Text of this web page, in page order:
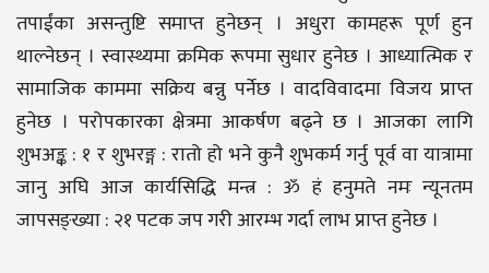
तपाईंका असन्तुष्टि समाप्त हुनेछन् । अधुरा कामहरू पूर्ण हुन
थाल्नेछन् । स्वास्थ्यमा क्रमिक रूपमा सुधार हुनेछ । आध्यात्मिक र
सामाजिक काममा सक्रिय बन्नु पर्नेछ । वादविवादमा विजय प्राप्त
हुनेछ । परोपकारका क्षेत्रमा आकर्षण बढ्ने छ । आजका लागि
शुभअङ्क : १ र शुभरङ्ग : रातो हो भने कुनै शुभकर्म गर्नु पूर्व वा यात्रामा
जानु अघि आज कार्यसिद्धि मन्त्र : ॐ हं हनुमते नमः न्यूनतम
जापसङ्ख्या : २१ पटक जप गरी आरम्भ गर्दा लाभ प्राप्त हुनेछ ।